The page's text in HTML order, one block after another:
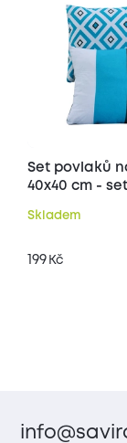
Set povlaků
40x40 cm -
Skladem
199 Kč